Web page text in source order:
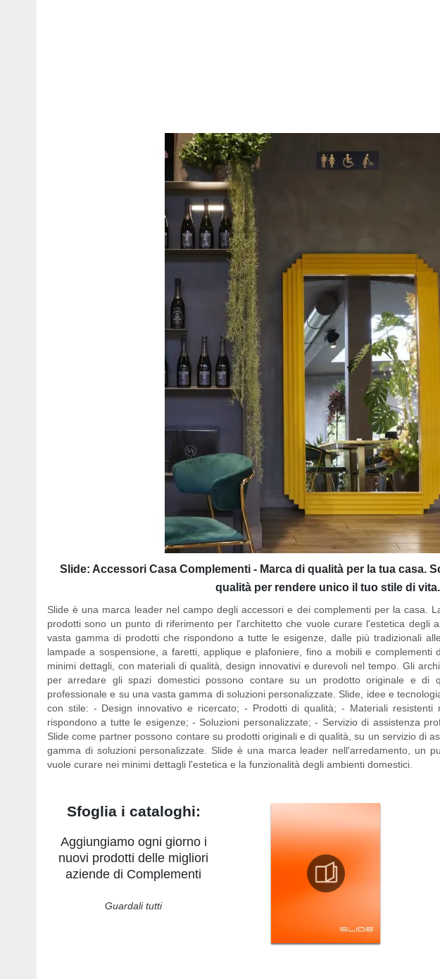
Slide: Accessori Casa Complementi - Marca di qualità per la tua casa.
qualità per rendere unico il tuo stile di vita.
Slide è una marca leader nel campo degli accessori e dei complementi per la casa.
prodotti sono un punto di riferimento per l'architetto che vuole curare l'estetica degli
vasta gamma di prodotti che rispondono a tutte le esigenze, dalle più tradizionali
lampade a sospensione, a faretti, applique e plafoniere, fino a mobili e complementi
minimi dettagli, con materiali di qualità, design innovativi e durevoli nel tempo. Gli
per arredare gli spazi domestici possono contare su un prodotto originale e di
professionale e su una vasta gamma di soluzioni personalizzate. Slide, idee e
con stile: - Design innovativo e ricercato; - Prodotti di qualità; - Materiali
rispondono a tutte le esigenze; - Soluzioni personalizzate; - Servizio di assistenza
Slide come partner possono contare su prodotti originali e di qualità, su un servizio di
gamma di soluzioni personalizzate. Slide è una marca leader nell'arredamento, un
vuole curare nei minimi dettagli l'estetica e la funzionalità degli ambienti domestici.
Sfoglia i cataloghi:
Aggiungiamo ogni giorno i
nuovi prodotti delle migliori
aziende di Complementi
Guardali tutti